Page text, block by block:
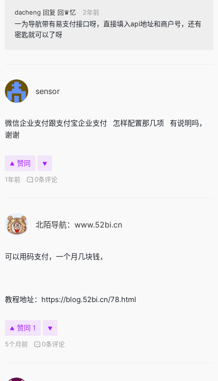
dacheng 回复 回♛忆 2年前
一为导航带有易支付接口呀，直接填入api地址和商户号，还有
密匙就可以了呀
sensor
微信企业支付跟支付宝企业支付 怎样配置那几项 有说明吗，
谢谢
赞同
1年前 0条评论
北陌导航：www.52bi.cn
可以用码支付，一个月几块钱，
教程地址：https://blog.52bi.cn/78.html
赞同 1
5个月前 0条评论